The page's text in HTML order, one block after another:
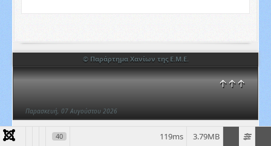
© Παράρτημα Χανίων της Ε.Μ.Ε.
↑↑↑
Παρασκευή, 07 Αυγούστου 2026
40 3.79MB
119ms